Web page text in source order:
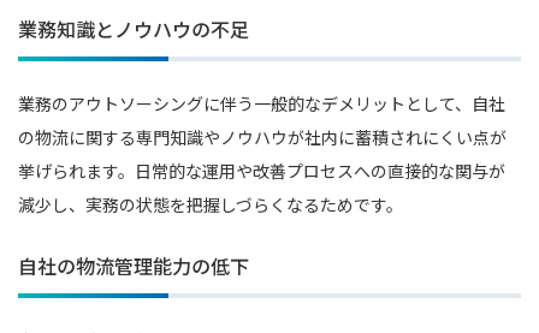
業務知識とノウハウの不足
業務のアウトソーシングに伴う一般的なデメリットとして、自社
の物流に関する専門知識やノウハウが社内に蓄積されにくい点が
挙げられます。日常的な運用や改善プロセスへの直接的な関与が
減少し、実務の状態を把握しづらくなるためです。
自社の物流管理能力の低下